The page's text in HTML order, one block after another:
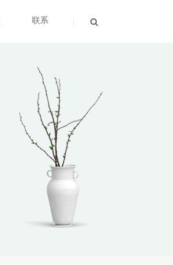
联系